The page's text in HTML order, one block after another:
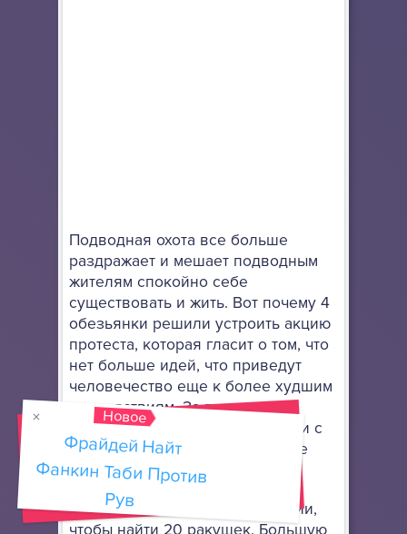
Подводная охота все больше
раздражает и мешает подводным
жителям спокойно себе
существовать и жить. Вот почему 4
обезьянки решили устроить акцию
протеста, которая гласит о том, что
нет больше идей, что приведут
человечество еще к более худшим
последствиям. За всем этим
наблюдает огромный кашалот, и с
этого момента начинается ваше
приключение.
Нужно исследовать две локации,
Новое
Фрайдей Найт
Фанкин Таби Против
Рув